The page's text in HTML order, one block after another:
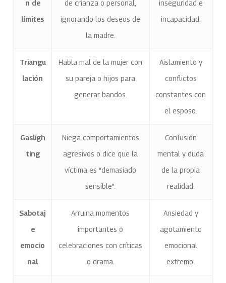
n de
límites
de crianza o personal,
ignorando los deseos de
la madre.
inseguridad e
incapacidad.
Triangu
lación
Habla mal de la mujer con
su pareja o hijos para
generar bandos.
Aislamiento y
conflictos
constantes con
el esposo.
Gasligh
ting
Niega comportamientos
agresivos o dice que la
víctima es “demasiado
sensible”.
Confusión
mental y duda
de la propia
realidad.
Sabotaj
e
emocio
nal
Arruina momentos
importantes o
celebraciones con críticas
o drama.
Ansiedad y
agotamiento
emocional
extremo.